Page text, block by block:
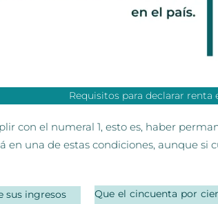
Requisitos para declarar renta
con el numeral 1, esto es, haber
en una de estas condiciones, aunque si
sus ingresos
Que el cincuenta por